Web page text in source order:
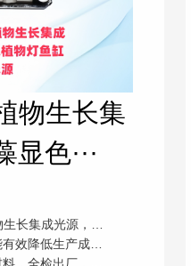
物生长集
色···
内植物生长补光，加快植物生长，
类，并且有抑菌暴藻增样冒泡显色功效。